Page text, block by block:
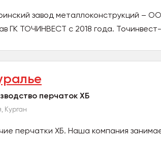
завод металлоконструкций –
ГК ТОЧИНВЕСТ с 2018 года.
перчаток ХБ
Курган
перчатки ХБ. Наша компания